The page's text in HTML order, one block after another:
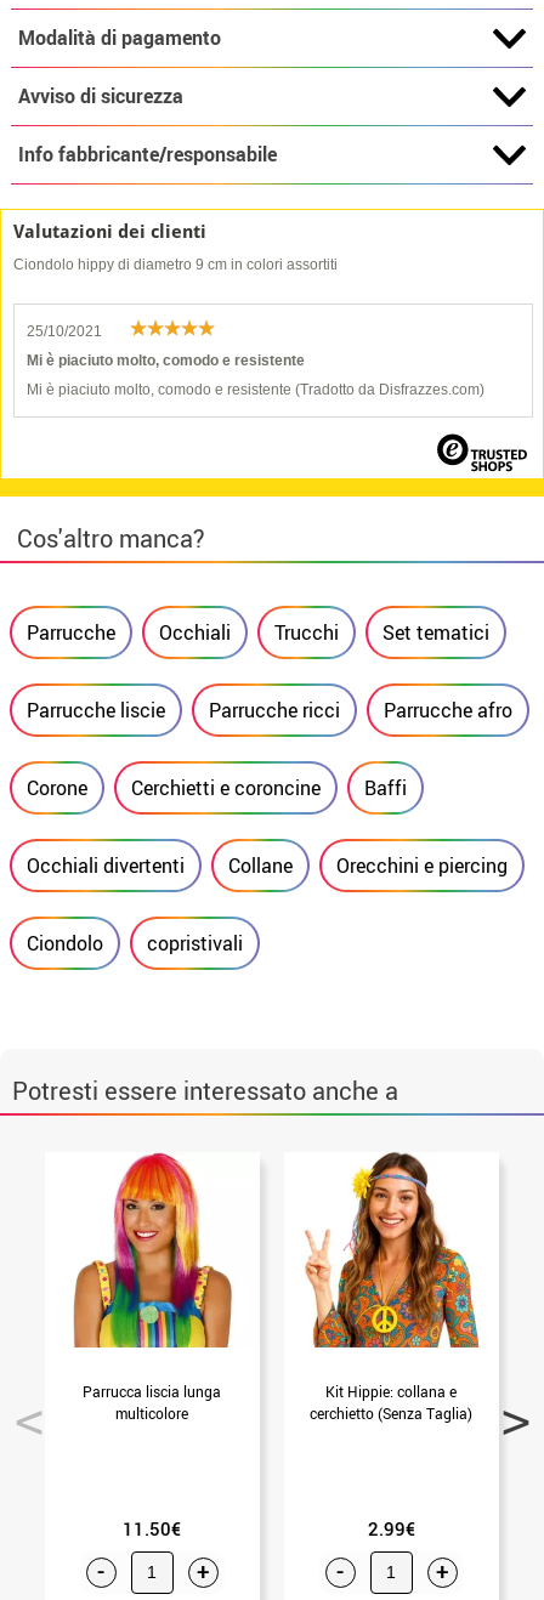
Modalità di pagamento
Avviso di sicurezza
Info fabbricante/responsabile
Valutazioni dei clienti
Ciondolo hippy di diametro 9 cm in colori assortiti
25/10/2021
Mi è piaciuto molto, comodo e resistente
Mi è piaciuto molto, comodo e resistente (Tradotto da Disfrazzes.com)
Cos'altro manca?
Parrucche Occhiali Trucchi Set tematici
Parrucche liscie Parrucche ricci Parrucche afro
Corone Cerchietti e coroncine Baffi
Occhiali divertenti Collane Orecchini e piercing
Ciondolo copristivali
Potresti essere interessato anche a
Parrucca liscia lunga
multicolore
11.50€
- +
Kit Hippie: collana e
cerchietto (Senza Taglia)
2.99€
- +